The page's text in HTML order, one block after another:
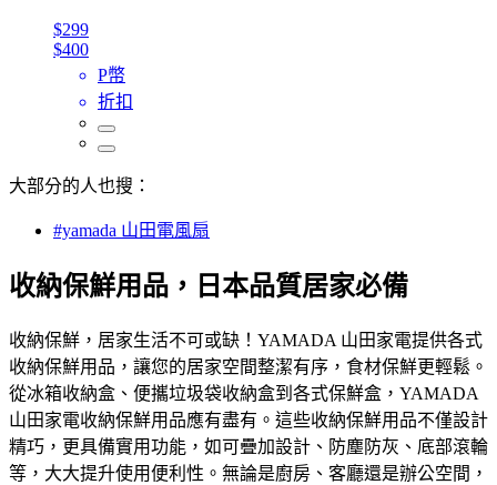
$299
$400
P幣
折扣
大部分的人也搜：
#yamada 山田電風扇
收納保鮮用品，日本品質居家必備
收納保鮮，居家生活不可或缺！YAMADA 山田家電提供各式
收納保鮮用品，讓您的居家空間整潔有序，食材保鮮更輕鬆。
從冰箱收納盒、便攜垃圾袋收納盒到各式保鮮盒，YAMADA
山田家電收納保鮮用品應有盡有。這些收納保鮮用品不僅設計
精巧，更具備實用功能，如可疊加設計、防塵防灰、底部滾輪
等，大大提升使用便利性。無論是廚房、客廳還是辦公空間，